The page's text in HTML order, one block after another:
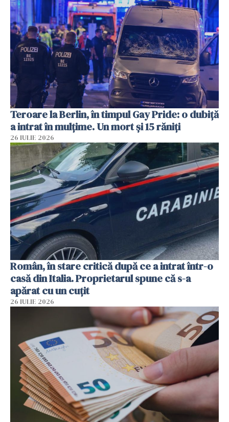
Teroare la Berlin, în timpul Gay Pride: o dubiță
a intrat în mulțime. Un mort și 15 răniți
26 IULIE 2026
Român, în stare critică după ce a intrat într-o
casă din Italia. Proprietarul spune că s-a
apărat cu un cuțit
26 IULIE 2026